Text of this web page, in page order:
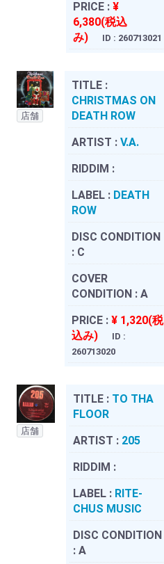
PRICE : ¥
6,380(税込
み)
ID : 260713021
店舗
TITLE :
CHRISTMAS ON
DEATH ROW
ARTIST : V.A.
RIDDIM :
LABEL : DEATH
ROW
DISC CONDITION
: C
COVER
CONDITION : A
PRICE : ¥ 1,320(税
込み)
ID :
260713020
店舗
TITLE : TO THA
FLOOR
ARTIST : 205
RIDDIM :
LABEL : RITE-
CHUS MUSIC
DISC CONDITION
: A